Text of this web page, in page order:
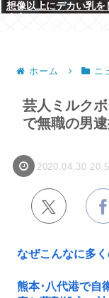
想像以上にデカい乳を
ホーム ニ
芸人ミルク
で無職の男
2020.04.30
なぜこんなに多
熊本･八代港で自